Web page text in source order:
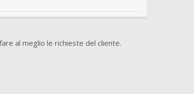
al meglio le richieste del cliente.